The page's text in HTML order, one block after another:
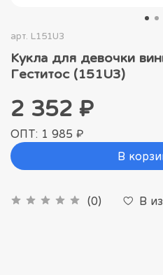
арт. L151U3
Кукла для девочки
Геститос (151U3)
(0) В
2 352 ₽
ОПТ: 1 985 ₽
В